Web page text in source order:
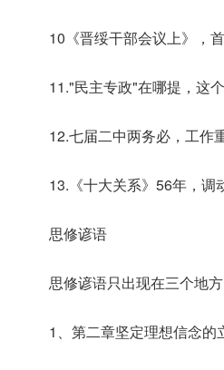
10《晋绥干部会议上》，
11."民主专政"在哪提，这
12.七届二中两务必，工作
13.《十大关系》56年，调
思修谚语
思修谚语只出现在三个地方
1、第二章坚定理想信念的